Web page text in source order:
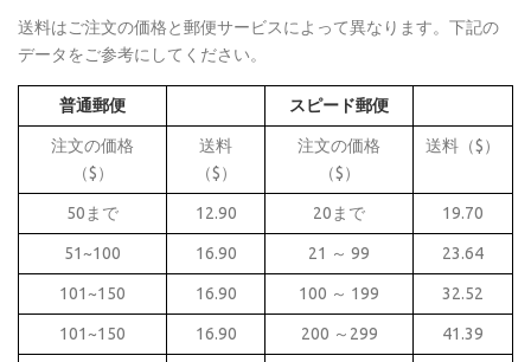
送料はご注文の価格と郵便サービスによって異なります。下記の
データをご参考にしてください。
普通郵便 スピード郵便
注文の価格
（$）
送料
（$）
注文の価格
（$）
送料（$）
50まで 12.90 20まで 19.70
51~100 16.90 21 ～ 99 23.64
101~150 16.90 100 ～ 199 32.52
101~150 16.90 200 ～299 41.39